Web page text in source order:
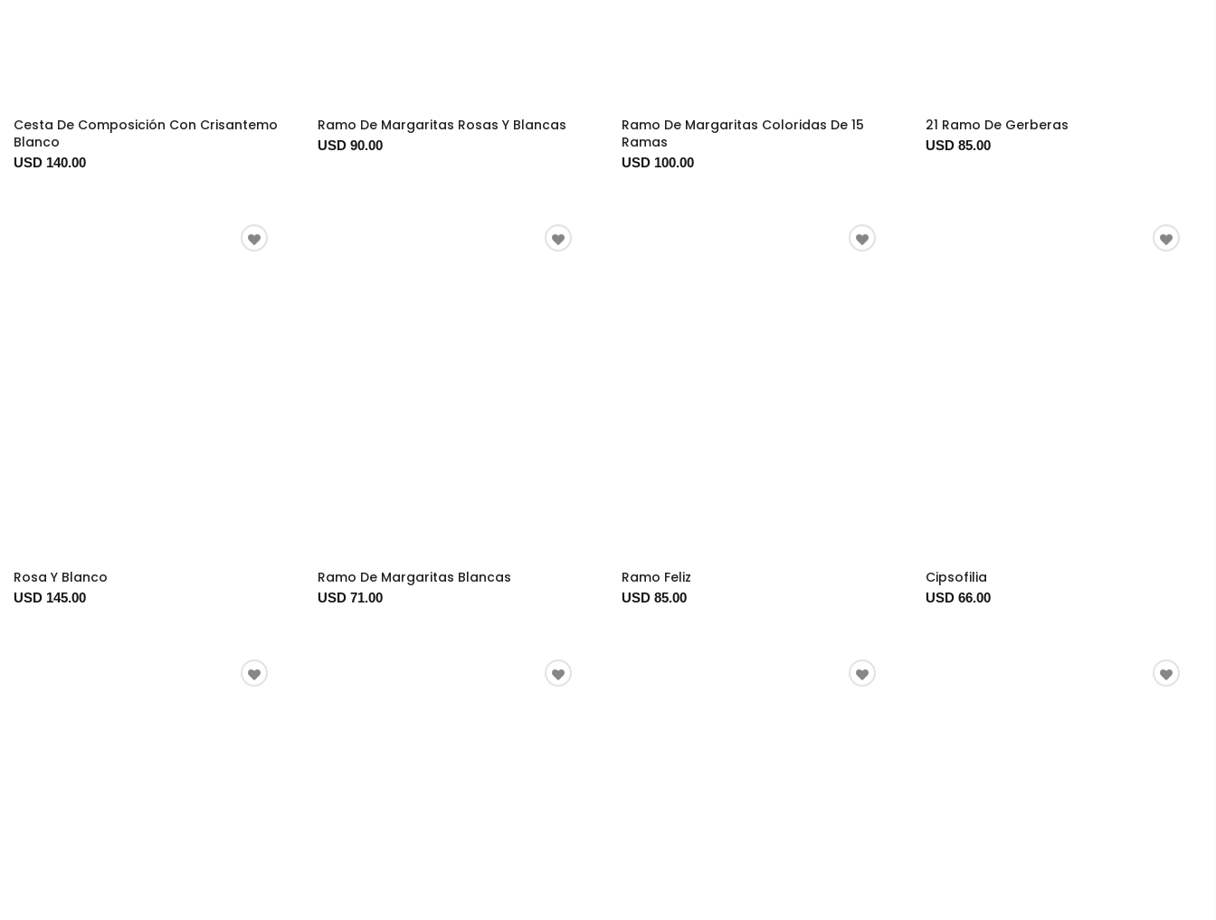
Cesta De Composición Con Crisantemo
Blanco
USD 140.00
Ramo De Margaritas Rosas Y Blancas
USD 90.00
Ramo De Margaritas Coloridas De 15
Ramas
USD 100.00
21 Ramo De Gerberas
USD 85.00
Rosa Y Blanco
USD 145.00
Ramo De Margaritas Blancas
USD 71.00
Ramo Feliz
USD 85.00
Cipsofilia
USD 66.00